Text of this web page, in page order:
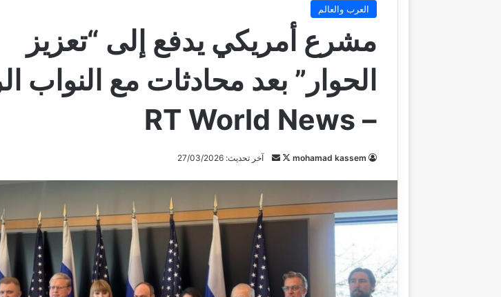
العرب والعالم
مشرع أمريكي يدفع إلى “تعزيز
الحوار” بعد محادثات مع النواب
– RT World News
mohamad kassem
تابعأرسلآخر تحديث: 27/03/2026